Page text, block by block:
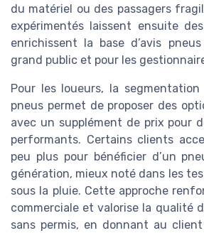
du matériel ou des passagers
expérimentés laissent ensuite
enrichissent la base d’avis
grand public et pour les
Pour les loueurs, la
pneus permet de proposer des
avec un supplément de prix pour
performants. Certains clients
peu plus pour bénéficier d’un
génération, mieux noté dans les
sous la pluie. Cette approche
commerciale et valorise la qualité
sans permis, en donnant au